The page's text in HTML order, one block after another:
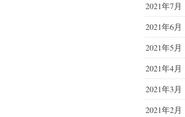
2021年7月
2021年6月
2021年5月
2021年4月
2021年3月
2021年2月